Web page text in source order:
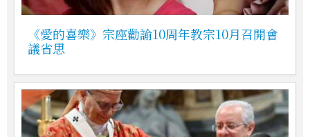
《愛的喜樂》宗座勸諭10周年教宗10月召開會
議省思